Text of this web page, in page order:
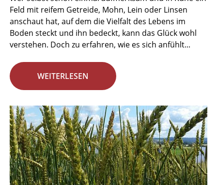
Feld mit reifem Getreide, Mohn, Lein oder Linsen
anschaut hat, auf dem die Vielfalt des Lebens im
Boden steckt und ihn bedeckt, kann das Glück wohl
verstehen. Doch zu erfahren, wie es sich anfühlt...
WEITERLESEN